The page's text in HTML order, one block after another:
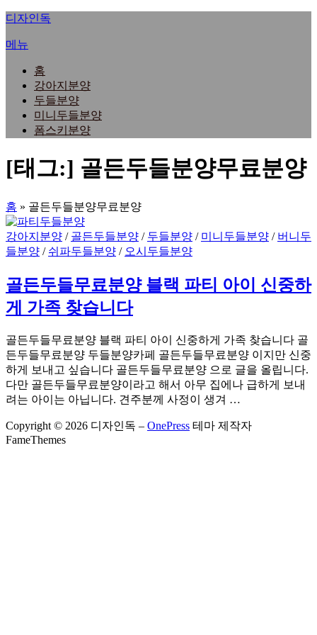
내
으
디자인독
메뉴
홈
강아지분양
두들분양
미니두들분양
폼스키분양
[태그:] 골든두들분양무료분양
홈 » 골든두들분양무료분양
강아지분양 / 골든두들분양 / 두들분양 / 미니두들분양 / 버니두
들분양 / 쉬파두들분양 / 오시두들분양
골든두들무료분양 블랙 파티 아이 신중하
게 가족 찾습니다
골든두들무료분양 블랙 파티 아이 신중하게 가족 찾습니다 골
든두들무료분양 두들분양카페 골든두들무료분양 이지만 신중
하게 보내고 싶습니다 골든두들무료분양 으로 글을 올립니다.
다만 골든두들무료분양이라고 해서 아무 집에나 급하게 보내
려는 아이는 아닙니다. 견주분께 사정이 생겨 …
Copyright © 2026 디자인독 – OnePress 테마 제작자
FameThemes